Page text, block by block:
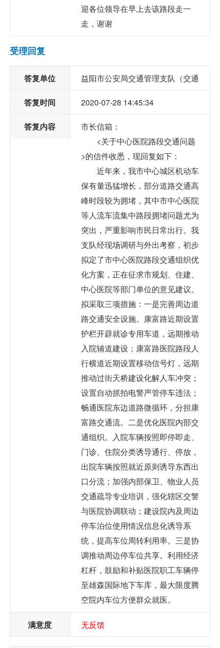
迎各位领导在早上去该路段走一
走，谢谢
受理回复
答复单位 益阳市公安局交通管理支队（交通
管理局）
答复时间 2020-07-28 14:45:34
答复内容
市长信箱：
<关于中心医院路段交通问题
>的信件收悉，现回复如下：
近年来，我市中心城区机动车
保有量迅猛增长，部分道路交通高
峰时段较为拥堵，其中市中心医院
等人流车流集中路段拥堵问题尤为
突出，严重影响市民日常出行。我
支队经现场调研与外出考察，初步
拟定了市中心医院路段交通组织优
化方案，正在征求市规划、住建、
中心医院等部门单位的意见建议。
拟采取三项措施：一是完善周边道
路交通安全设施。康富路近期设置
护栏开辟就诊专用车道，远期推动
入院辅道建设；康富路医院路段人
行横道近期设置移动信号灯，远期
推动过街天桥建设化解人车冲突；
设置自动抓拍电警严管停车违法；
畅通医院东边道路微循环，分担康
富路交通流。二是优化医院内部交
通组织。入院车辆按照即停即走、
门诊、住院分类诱导通行、停放，
出院车辆按照就近原则诱导东西出
口分流；加强内部保卫、物业人员
交通疏导专业培训，强化辖区交警
与医院协调联动；建设院内及周边
停车泊位使用情况信息化诱导系
统，提高车位周转利用率。三是协
调推动周边停车位共享。利用经济
杠杆，鼓励和补贴医院职工车辆停
至雄森国际地下车库，最大限度腾
空院内车位方便群众就医。
满意度 无反馈